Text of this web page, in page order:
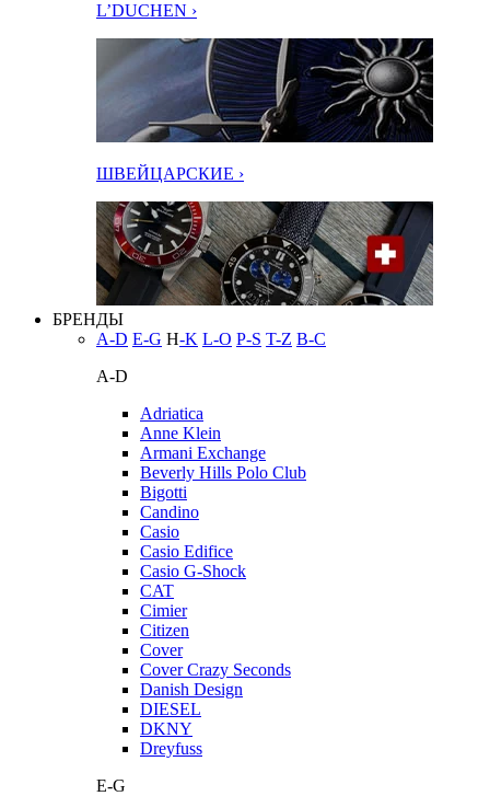
L’DUCHEN ›
ШВЕЙЦАРСКИЕ ›
БРЕНДЫ
A-D E-G H-K L-O P-S T-Z В-С
A-D
Adriatica
Anne Klein
Armani Exchange
Beverly Hills Polo Club
Bigotti
Candino
Casio
Casio Edifice
Casio G-Shock
CAT
Cimier
Citizen
Cover
Cover Crazy Seconds
Danish Design
DIESEL
DKNY
Dreyfuss
E-G